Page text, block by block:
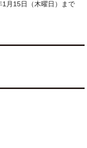
月15日（木曜日）まで